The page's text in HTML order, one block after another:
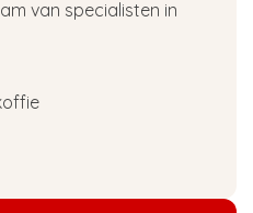
van specialisten in